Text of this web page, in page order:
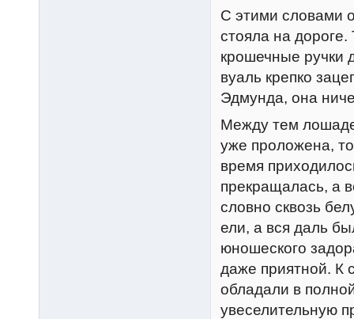
С этими словами
стояла на
крошечные ручки
вуаль крепко
Эдмунда, она
Между тем
уже проложена,
время
прекращалась, а
словно сквозь
ели, а вся даль
юношеского
даже приятной. К
обладали в
увеселительную